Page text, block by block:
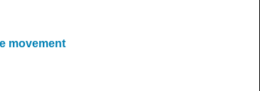
movement